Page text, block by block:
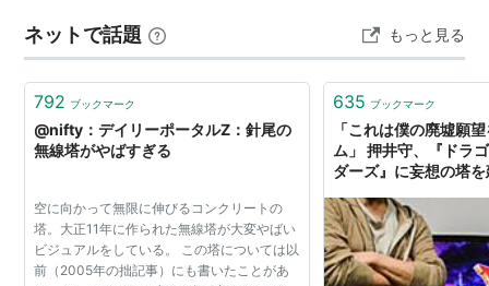
ネットで話題 もっと見る
792 ブックマーク
@nifty：デイリーポータルZ：針尾の
無線塔がやばすぎる
空に向かって無限に伸びるコンクリートの
塔。大正11年に作られた無線塔が大変やばい
ビジュアルをしている。 この塔については以
前（2005年の拙記事）にも書いたことがあ
635 ブックマーク
「これは僕の廃墟願
ム」 押井守、『ドラ
ダーズ』に妄想の塔